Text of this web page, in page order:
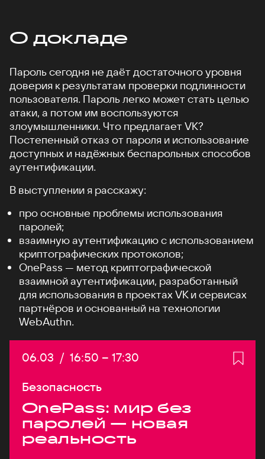
О докладе
Пароль сегодня не даёт достаточного уровня
доверия к результатам проверки подлинности
пользователя. Пароль легко может стать целью
атаки, а потом им воспользуются
злоумышленники. Что предлагает VK?
Постепенный отказ от пароля и использование
доступных и надёжных беспарольных способов
аутентификации.
В выступлении я расскажу:
про основные проблемы использования
паролей;
взаимную аутентификацию с использованием
криптографических протоколов;
OnePass — метод криптографической
взаимной аутентификации, разработанный
для использования в проектах VK и сервисах
партнёров и основанный на технологии
WebAuthn.
Дата:
06.03 / Начало:
16:50 – Конец:
17:30
Безопасность
OnePass: мир без
паролей — новая
реальность